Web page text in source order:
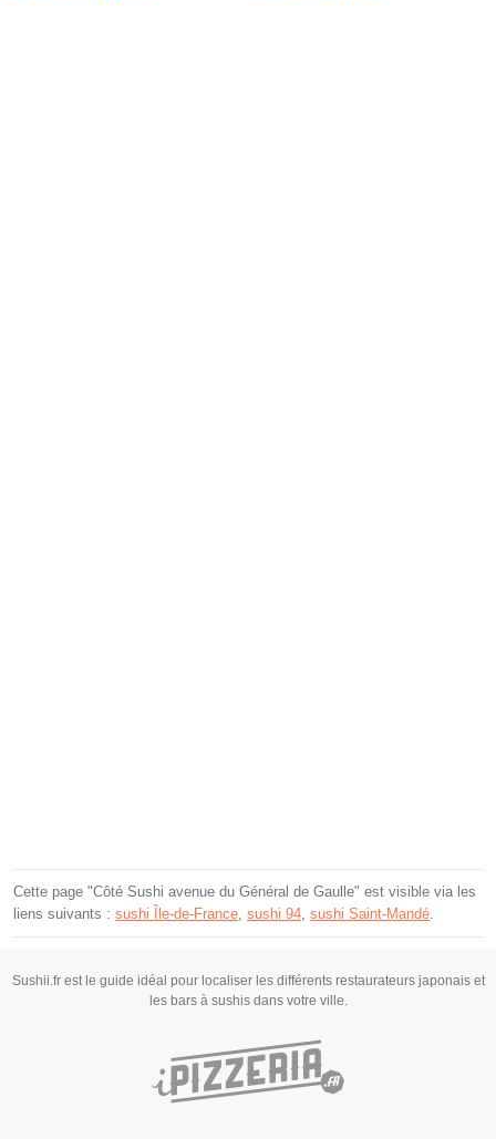
Cette page "Côté Sushi avenue du Général de Gaulle" est visible via les
liens suivants : sushi Île-de-France, sushi 94, sushi Saint-Mandé.
Sushii.fr est le guide idéal pour localiser les différents restaurateurs japonais et
les bars à sushis dans votre ville.